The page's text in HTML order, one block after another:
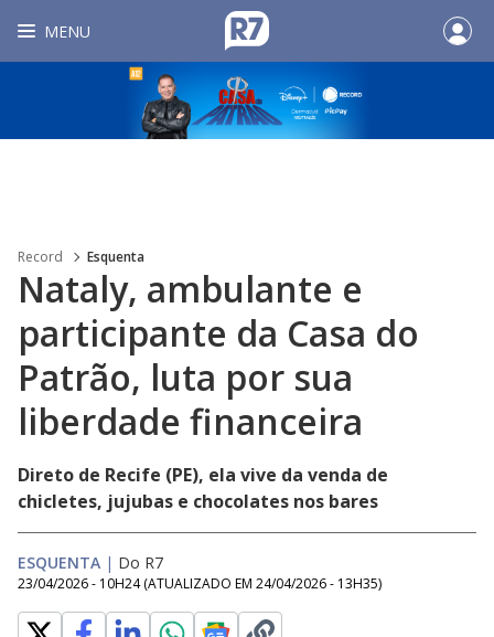
MENU
Record Esquenta
Nataly, ambulante e
participante da Casa do
Patrão, luta por sua
liberdade financeira
Direto de Recife (PE), ela vive da venda de
chicletes, jujubas e chocolates nos bares
ESQUENTA | Do R7
23/04/2026 - 10H24 (ATUALIZADO EM 24/04/2026 - 13H35)